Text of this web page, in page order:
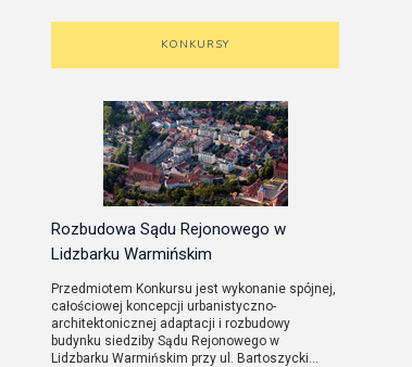
KONKURSY
Rozbudowa Sądu Rejonowego w
Lidzbarku Warmińskim
Przedmiotem Konkursu jest wykonanie spójnej,
całościowej koncepcji urbanistyczno-
architektonicznej adaptacji i rozbudowy
budynku siedziby Sądu Rejonowego w
Lidzbarku Warmińskim przy ul. Bartoszycki...